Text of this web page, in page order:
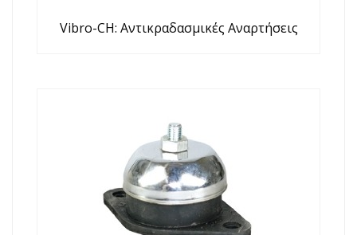
Vibro-CH: Αντικραδασμικές Αναρτήσεις